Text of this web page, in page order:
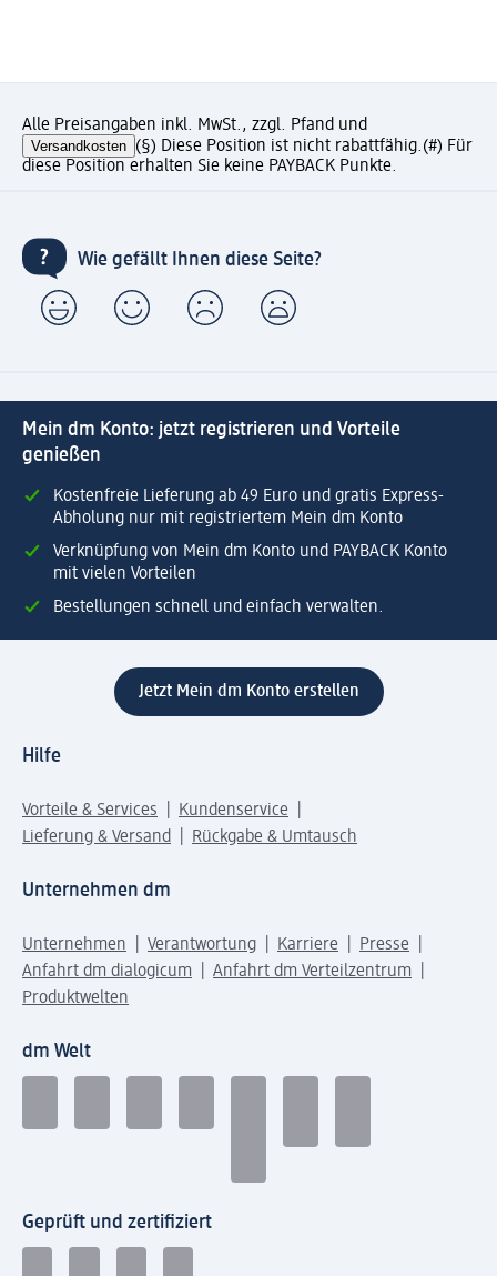
Alle Preisangaben inkl. MwSt., zzgl. Pfand und
Versandkosten (§) Diese Position ist nicht rabattfähig.(#) Für
diese Position erhalten Sie keine PAYBACK Punkte.
Wie gefällt Ihnen diese Seite?
Mein dm Konto: jetzt registrieren und Vorteile
genießen
Kostenfreie Lieferung ab 49 Euro und gratis Express-
Abholung nur mit registriertem Mein dm Konto
Verknüpfung von Mein dm Konto und PAYBACK Konto
mit vielen Vorteilen
Bestellungen schnell und einfach verwalten.
Jetzt Mein dm Konto erstellen
Hilfe
Vorteile & Services
Kundenservice
Lieferung & Versand
Rückgabe & Umtausch
Unternehmen dm
Unternehmen Verantwortung Karriere
Presse
Anfahrt dm dialogicum
Anfahrt dm Verteilzentrum
Produktwelten
dm Welt
Geprüft und zertifiziert